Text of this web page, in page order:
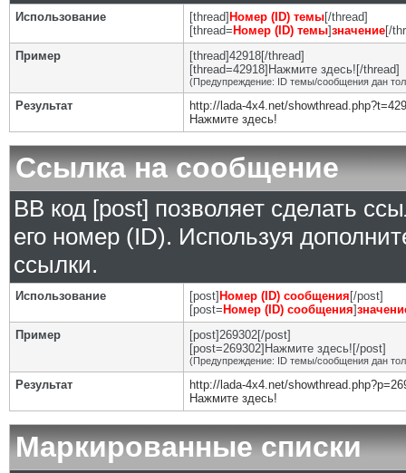
Использование [thread] Номер (ID) темы[/thread]
[thread= Номер (ID) темы]значение[/
Пример
[thread]42918[/thread]
[thread=42918]Нажмите здесь![/thread]
(Предупреждение: ID темы/сообщения дан
Результат
http://lada-4x4.net/
Нажмите здесь!
Ссылка на сообщение
BB код [post] позволяет сделать
его номер (ID). Используя
ссылки.
Использование [post] Номер (ID) сообщения [/post]
[post= Номер (ID) сообщения]
Пример
[post]269302[/post]
[post=269302]Нажмите здесь![/post]
(Предупреждение: ID темы/сообщения дан
Результат
http://lada-4x4.net/
Нажмите здесь!
Маркированные списки